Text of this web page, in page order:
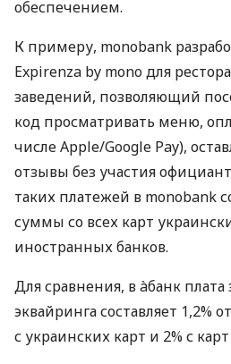
обеспечением.
К примеру, monobank
Expirenza by mono для
заведений, позволяющий
код просматривать меню,
числе Apple/Google Pay),
отзывы без участия
таких платежей в monobank
суммы со всех карт
иностранных банков.
Для сравнения, в àбанк плата
эквайринга составляет 1,2%
с украинских карт и 2% с